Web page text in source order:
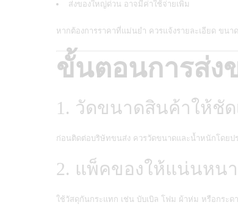
ส่งของใหญ่ด่วน อาจมีค่าใช้จ่ายเพิ่ม
หากต้องการราคาที่แม่นยำ ควรแจ้งรายละเอียด ขน
ขั้นตอนการส่ง
1. วัดขนาดสินค้าให้ชัด
ก่อนติดต่อบริษัทขนส่ง ควรวัดขนาดและน้ำหนักโดยป
2. แพ็คของให้แน่นหนา
ใช้วัสดุกันกระแทก เช่น บับเบิล โฟม ผ้าห่ม หรือกระด